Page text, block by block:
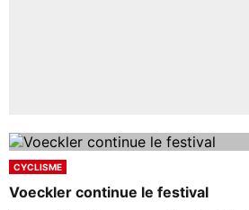
CYCLISME
Voeckler continue le festival